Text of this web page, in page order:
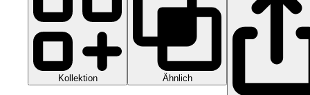
Kollektion Ähnlich